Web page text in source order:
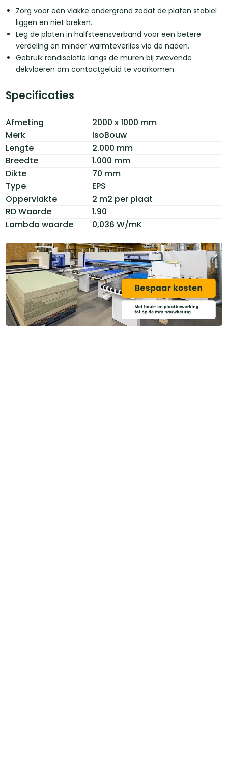
Zorg voor een vlakke ondergrond zodat de platen stabiel
liggen en niet breken.
Leg de platen in halfsteensverband voor een betere
verdeling en minder warmteverlies via de naden.
Gebruik randisolatie langs de muren bij zwevende
dekvloeren om contactgeluid te voorkomen.
Specificaties
Afmeting
2000 x 1000 mm
Merk
IsoBouw
Lengte
2.000 mm
Breedte
1.000 mm
Dikte
70 mm
Type
EPS
Oppervlakte
2 m2 per plaat
RD Waarde
1.90
Lambda waarde
0,036 W/mK